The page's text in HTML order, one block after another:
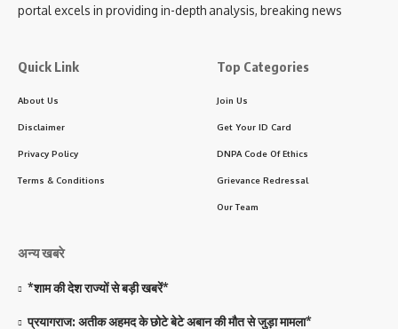
portal excels in providing in-depth analysis, breaking news
Quick Link
About Us
Disclaimer
Privacy Policy
Terms & Conditions
Top Categories
Join Us
Get Your ID Card
DNPA Code Of Ethics
Grievance Redressal
Our Team
अन्य खबरे
*शाम की देश राज्यों से बड़ी खबरें*
प्रयागराज: अतीक अहमद के छोटे बेटे अबान की मौत से जुड़ा मामला*